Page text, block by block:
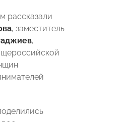
рассказали
, заместитель
,